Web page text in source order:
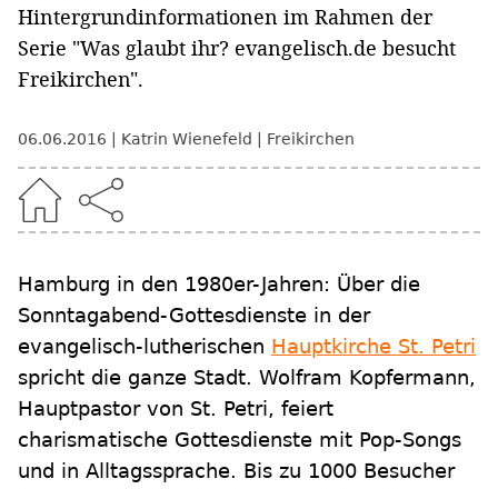
Hintergrundinformationen im Rahmen der
Serie "Was glaubt ihr? evangelisch.de besucht
Freikirchen".
06.06.2016 Katrin Wienefeld Freikirchen
Hamburg in den 1980er-Jahren: Über die
Sonntagabend-Gottesdienste in der
evangelisch-lutherischen Hauptkirche St. Petri
spricht die ganze Stadt. Wolfram Kopfermann,
Hauptpastor von St. Petri, feiert
charismatische Gottesdienste mit Pop-Songs
und in Alltagssprache. Bis zu 1000 Besucher